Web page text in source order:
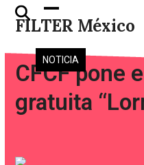
Skip
FILTER México
Open
mobile
menu
Close
mobile
menu
NOTICIA
CFCF pone
gratuita